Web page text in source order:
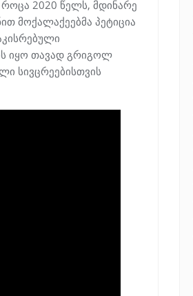
2020 წელს, მდინარე
მოქალაქეებმა პეტიცია
იყო თავად გრიგოლ
სივცრეებისთვის